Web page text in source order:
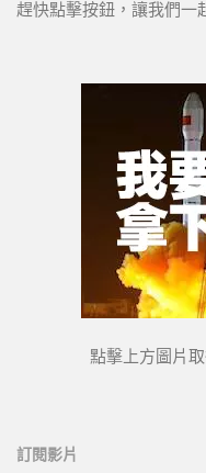
趕快點擊按鈕，讓我們一
點擊上方圖片
訂閱影片